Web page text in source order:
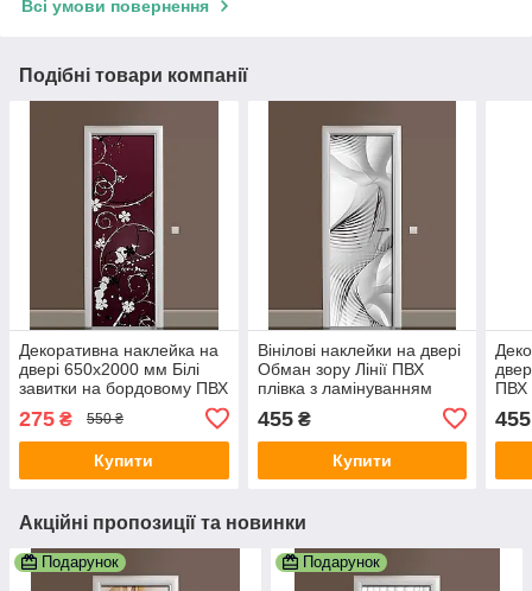
Всі умови повернення
Подібні товари компанії
Декоративна наклейка на
двері 650х2000 мм Білі
завитки на бордовому ПВХ
Абстракція
275 ₴ 550 ₴
Купити
Вінілові наклейки на двері
Обман зору Лінії ПВХ
плівка з ламінуванням
600х1800 мм Абстракція
Сірий
455₴
Купити
ПВХ
мм
455
Акційні пропозиції та новинки
Подарунок Подарунок